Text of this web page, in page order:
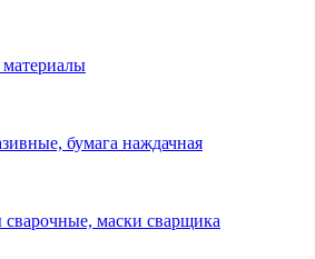
бумага наждачная
маски сварщика